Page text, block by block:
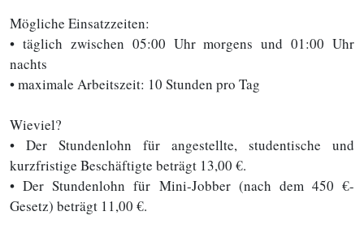
Mögliche Einsatzzeiten:
• täglich zwischen 05:00 Uhr morgens und 01:00 Uhr
nachts
• maximale Arbeitszeit: 10 Stunden pro Tag
Wieviel?
• Der Stundenlohn für angestellte, studentische und
kurzfristige Beschäftigte beträgt 13,00 €.
• Der Stundenlohn für Mini-Jobber (nach dem 450 €-
Gesetz) beträgt 11,00 €.